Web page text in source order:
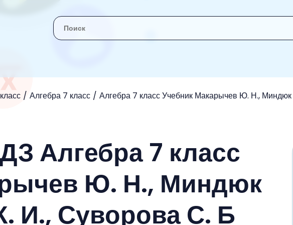
Алгебра 7 класс Алгебра 7 класс Учебник Макарычев Ю. Н.,
Алгебра 7 класс
Ю. Н., Миндюк
И., Суворова С. Б